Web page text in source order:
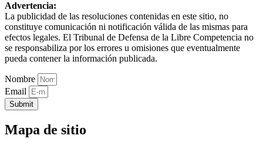
Advertencia:
La publicidad de las resoluciones contenidas en este sitio, no
constituye comunicación ni notificación válida de las mismas para
efectos legales. El Tribunal de Defensa de la Libre Competencia no
se responsabiliza por los errores u omisiones que eventualmente
pueda contener la información publicada.
Nombre
Email
Submit
Mapa de sitio